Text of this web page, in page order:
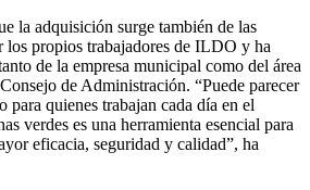
la adquisición surge también de las
los propios trabajadores de ILDO y ha
de la empresa municipal como del área
de Administración. “Puede parecer
para quienes trabajan cada día en el
verdes es una herramienta esencial para
eficacia, seguridad y calidad”, ha